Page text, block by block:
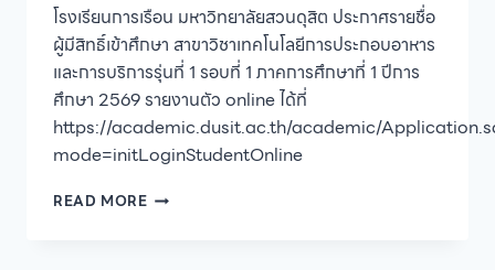
โรงเรียนการเรือน มหาวิทยาลัยสวนดุสิต ประกาศรายชื่อ
ผู้มีสิทธิ์เข้าศึกษา สาขาวิชาเทคโนโลยีการประกอบอาหาร
และการบริการรุ่นที่ 1 รอบที่ 1 ภาคการศึกษาที่ 1 ปีการ
ศึกษา 2569 รายงานตัว online ได้ที่
https://academic.dusit.ac.th/academic/
mode=initLoginStudentOnline
READ MOREประกาศ